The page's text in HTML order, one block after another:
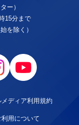
ー）
15分まで
を除く）
メディア利用規約
用について